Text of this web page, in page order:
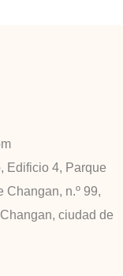
Edificio 4, Parque
Changan, n.º 99,
ciudad de